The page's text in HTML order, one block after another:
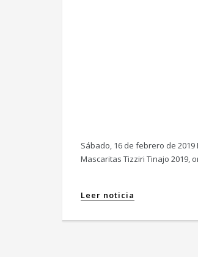
Sábado, 16 de febrero de
Mascaritas Tizziri Tinajo 2019,
Leer noticia